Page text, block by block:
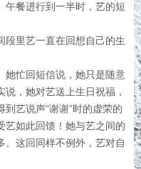
午餐进行到一半时，艺的短
段里艺一直在回想自己的生
她忙回短信说，她只是随意
，她对艺送上生日祝福，
艺说声“谢谢”时的虚荣的
艺如此回馈！她与艺之间的
。这回同样不例外，艺对自